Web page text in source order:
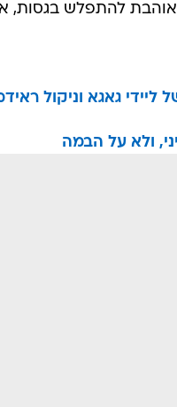
אוהבת להתפלש בגסות,
ליידי גאגא וניקול
ולא על הבמה